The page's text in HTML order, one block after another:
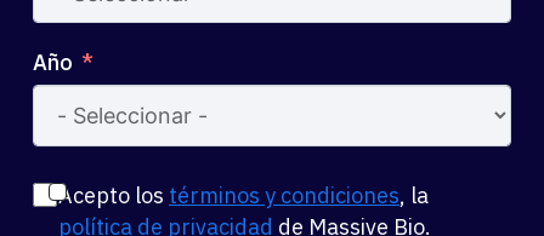
Año
Acepto los términos y condiciones, la
política de privacidad de Massive Bio.